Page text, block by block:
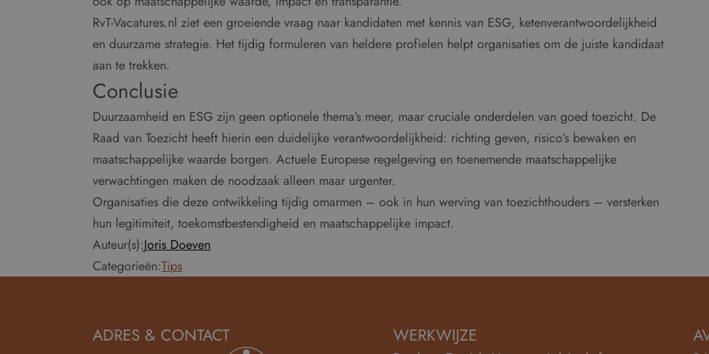
RvT-Vacatures.nl ziet een groeiende vraag naar kandidaten met kennis van ESG, ketenverantwoordelijkheid
en duurzame strategie. Het tijdig formuleren van heldere profielen helpt organisaties om de juiste kandidaat
aan te trekken.
Conclusie
Duurzaamheid en ESG zijn geen optionele thema’s meer, maar cruciale onderdelen van goed toezicht. De
Raad van Toezicht heeft hierin een duidelijke verantwoordelijkheid: richting geven, risico’s bewaken en
maatschappelijke waarde borgen. Actuele Europese regelgeving en toenemende maatschappelijke
verwachtingen maken de noodzaak alleen maar urgenter.
Organisaties die deze ontwikkeling tijdig omarmen – ook in hun werving van toezichthouders – versterken
hun legitimiteit, toekomstbestendigheid en maatschappelijke impact.
Auteur(s):Joris Doeven
Categorieën:Tips
ADRES & CONTACT WERKWIJZE